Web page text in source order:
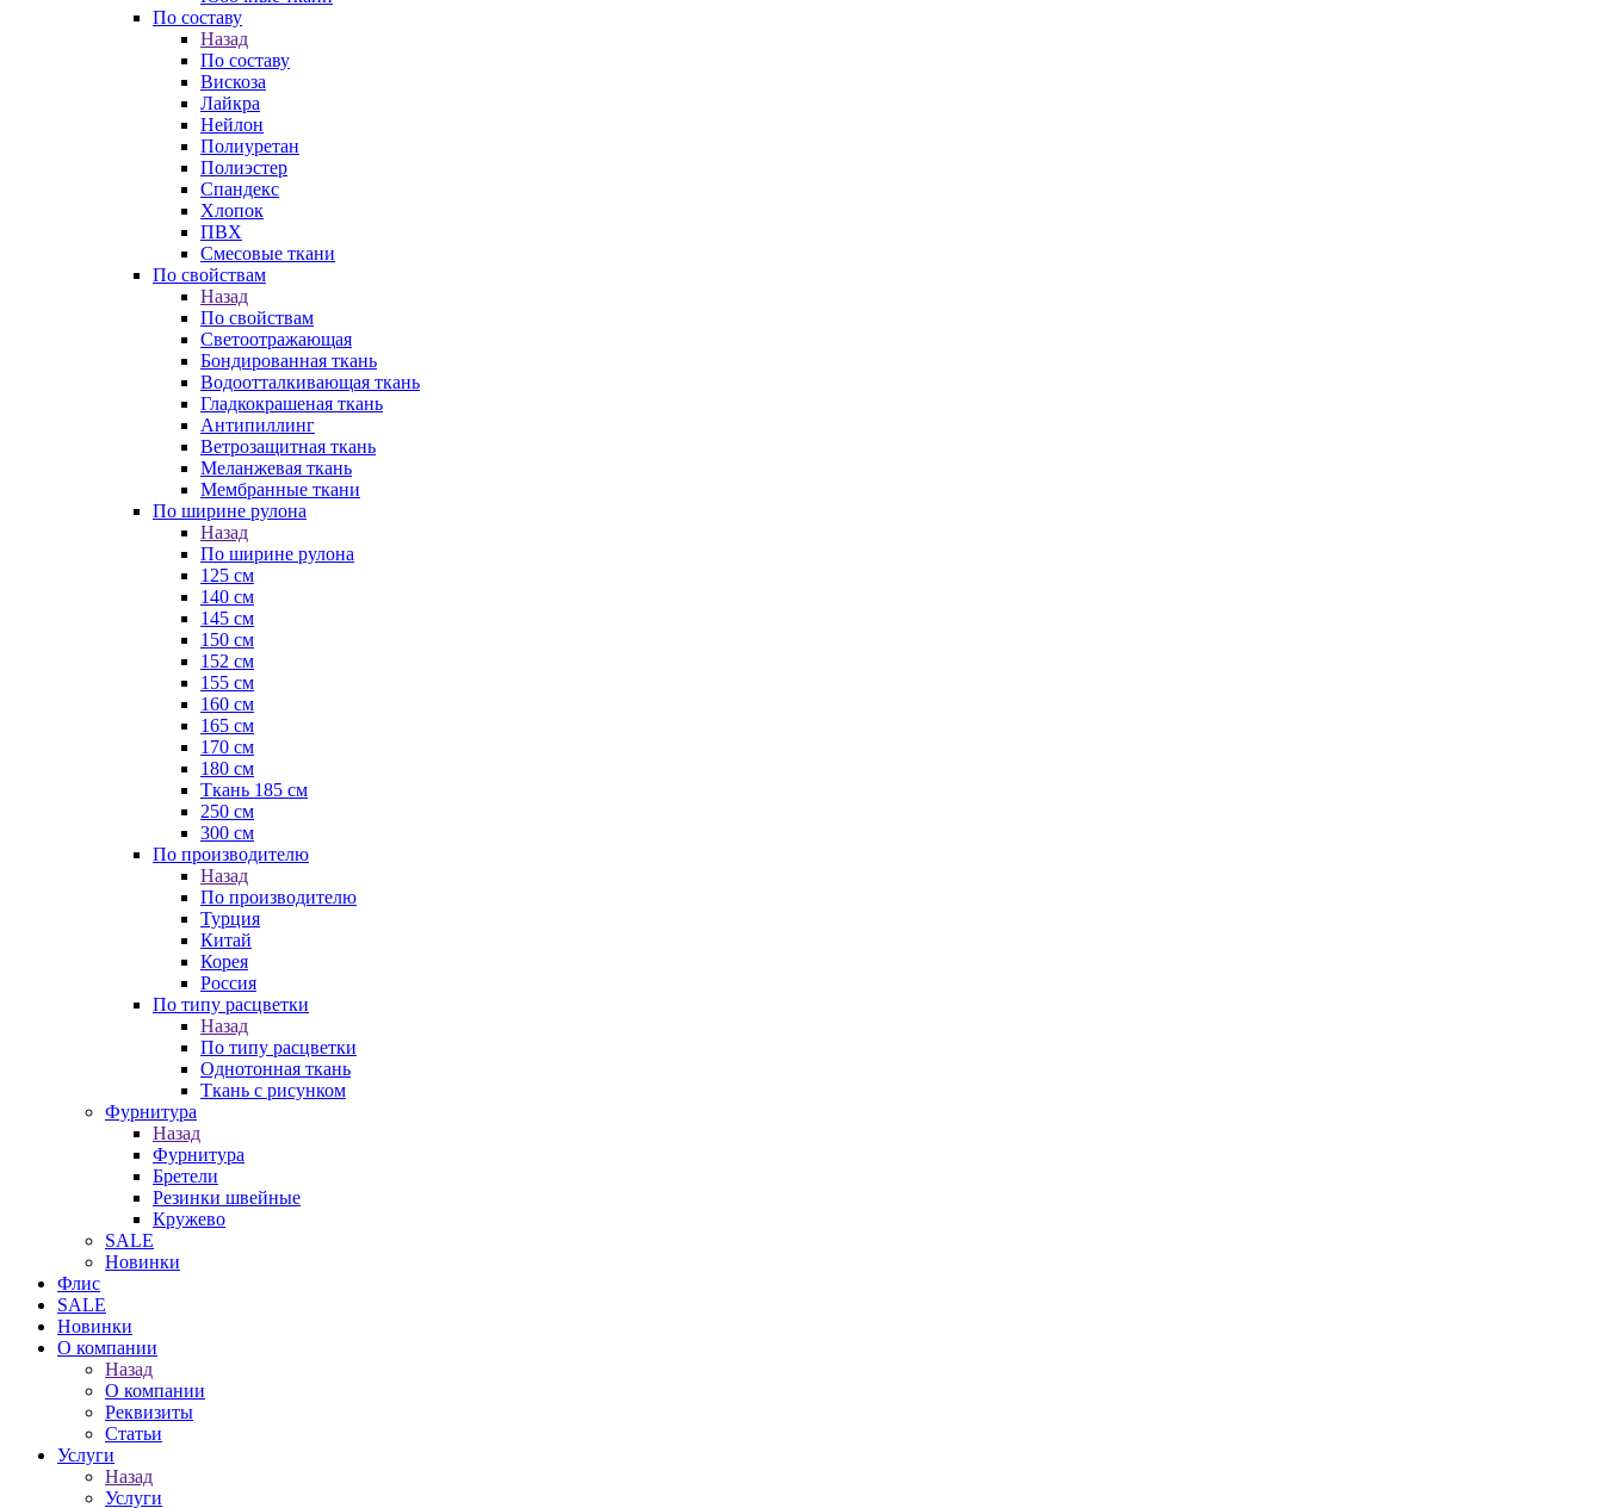
По составу
Назад
По составу
Вискоза
Лайкра
Нейлон
Полиуретан
Полиэстер
Спандекс
Хлопок
ПВХ
Смесовые ткани
По свойствам
Назад
По свойствам
Светоотражающая
Бондированная ткань
Водоотталкивающая ткань
Гладкокрашеная ткань
Антипиллинг
Ветрозащитная ткань
Меланжевая ткань
Мембранные ткани
По ширине рулона
Назад
По ширине рулона
125 см
140 см
145 см
150 см
152 см
155 см
160 см
165 см
170 см
180 см
Ткань 185 см
250 см
300 см
По производителю
Назад
По производителю
Турция
Китай
Корея
Россия
По типу расцветки
Назад
По типу расцветки
Однотонная ткань
Ткань с рисунком
Фурнитура
Назад
Фурнитура
Бретели
Резинки швейные
Кружево
SALE
Новинки
Флис
SALE
Новинки
О компании
Назад
О компании
Реквизиты
Статьи
Услуги
Назад
Услуги